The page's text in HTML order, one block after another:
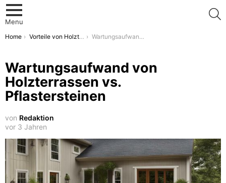
Menu
You are here:
Home Vorteile von Holzterrassen Wartungsaufwand von Holzterrassen vs. Pflastersteinen
Wartungsaufwand von
Holzterrassen vs.
Pflastersteinen
von Redaktion
vor 3 Jahren